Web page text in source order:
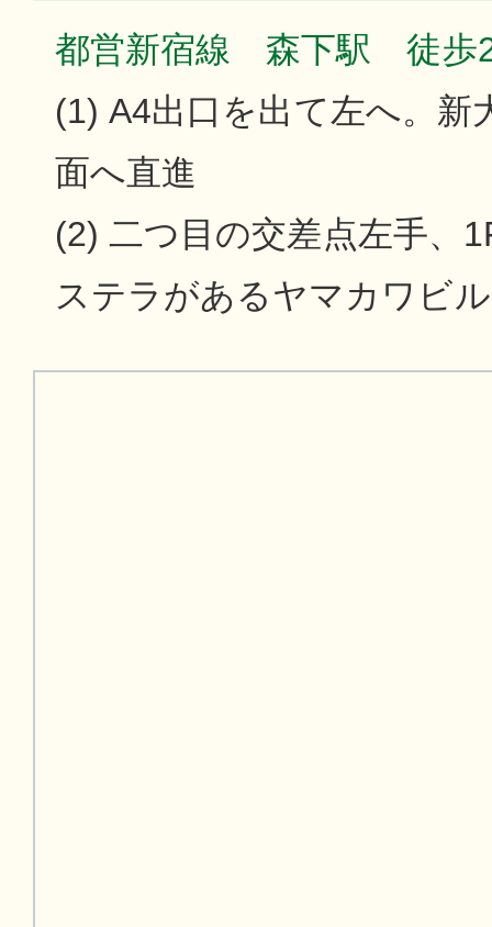
都営新宿線 森下駅 徒歩
(1) A4出口を出て左へ。新
面へ直進
(2) 二つ目の交差点左手、
ステラがあるヤマカワビ